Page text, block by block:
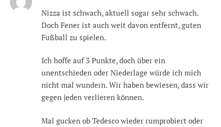
Nizza ist schwach, aktuell sogar sehr schwach.
Doch Fener ist auch weit davon entfernt, guten
Fußball zu spielen.
Ich hoffe auf 3 Punkte, doch über ein
unentschieden oder Niederlage würde ich mich
nicht mal wundern. Wir haben bewiesen, dass wir
gegen jeden verlieren können.
Mal gucken ob Tedesco wieder rumprobiert oder